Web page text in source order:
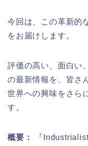
今回は、この革新的
をお届けします。
評価の高い、面白い
の最新情報を、皆さ
世界への興味をさら
す。
概要：
『